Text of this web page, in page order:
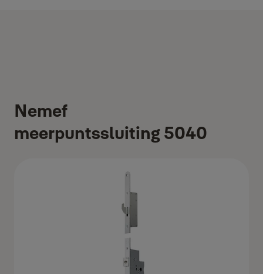
Nemef
meerpuntssluiting 5040